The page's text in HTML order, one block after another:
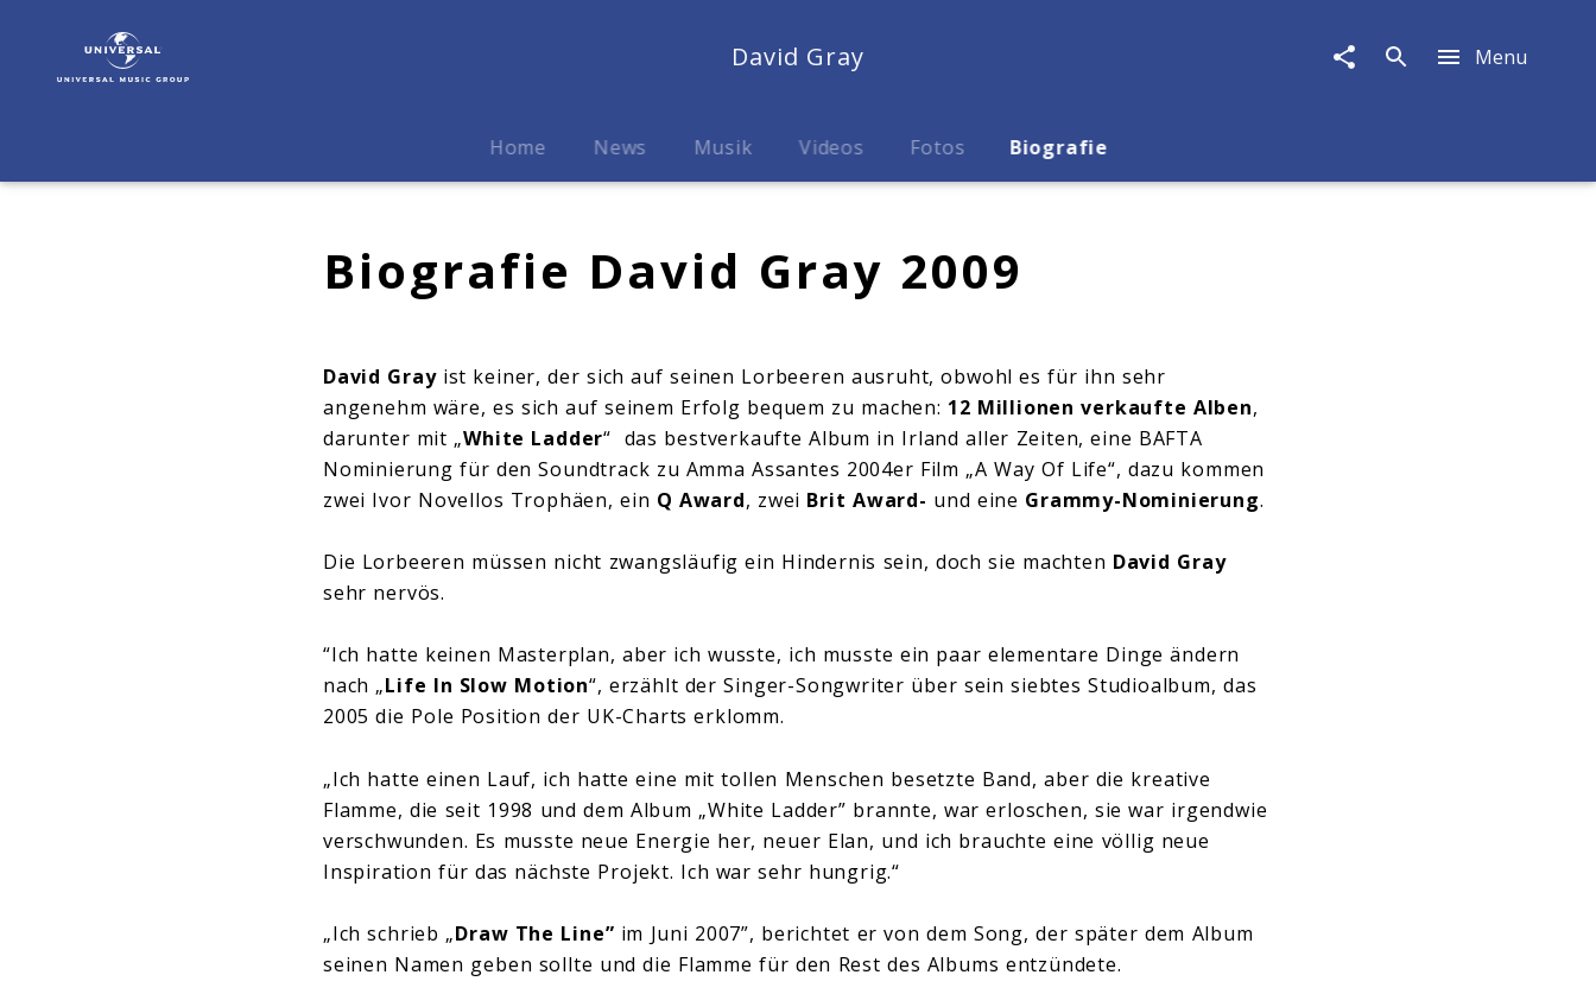
David Gray Menu
Home News Musik Videos Fotos Biografie
Biografie David Gray 2009
David Grayist keiner, der sich auf seinen Lorbeeren ausruht, obwohl es für ihn sehr
angenehm wäre, es sich auf seinem Erfolg bequem zu machen: 12 Millionen verkaufte Alben,
darunter mit „White Ladder“ das bestverkaufte Album in Irland aller Zeiten, eine BAFTA
Nominierung für den Soundtrack zu Amma Assantes 2004er Film „A Way Of Life“, dazu kommen
zwei Ivor Novellos Trophäen, ein Q Award, zwei Brit Award- und eine Grammy-Nominierung.
Die Lorbeeren müssen nicht zwangsläufig ein Hindernis sein, doch sie machten David Gray
sehr nervös.
“Ich hatte keinen Masterplan, aber ich wusste, ich musste ein paar elementare Dinge ändern
nach „Life In Slow Motion“, erzählt der Singer-Songwriter über sein siebtes Studioalbum, das
2005 die Pole Position der UK-Charts erklomm.
„Ich hatte einen Lauf, ich hatte eine mit tollen Menschen besetzte Band, aber die kreative
Flamme, die seit 1998 und dem Album „White Ladder” brannte, war erloschen, sie war irgendwie
verschwunden. Es musste neue Energie her, neuer Elan, und ich brauchte eine völlig neue
Inspiration für das nächste Projekt. Ich war sehr hungrig.“
„Ich schrieb „Draw The Line” im Juni 2007”, berichtet er von dem Song, der später dem Album
seinen Namen geben sollte und die Flamme für den Rest des Albums entzündete.